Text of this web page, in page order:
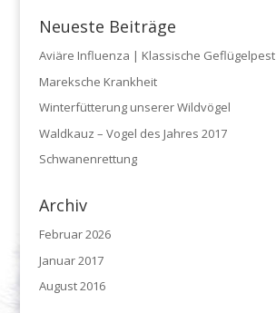
Neueste Beiträge
Aviäre Influenza | Klassische Geflügelpest
Mareksche Krankheit
Winterfütterung unserer Wildvögel
Waldkauz – Vogel des Jahres 2017
Schwanenrettung
Archiv
Februar 2026
Januar 2017
August 2016